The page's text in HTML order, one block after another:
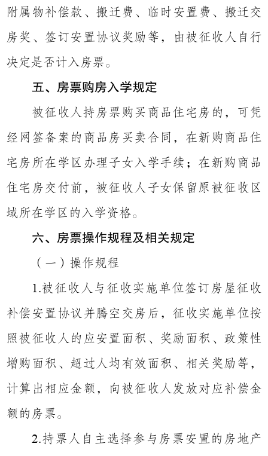
附属物补偿款、搬迁费、临时安置费、搬迁交
房奖、签订安置协议奖励等，由被征收人自行
决定是否计入房票。
五、房票购房入学规定
被征收人持房票购买商品住宅房的，可凭
经网签备案的商品房买卖合同，在新购商品住
宅房所在学区办理子女入学手续；在新购商品
住宅房交付前，被征收人子女保留原被征收区
域所在学区的入学资格。
六、房票操作规程及相关规定
（一）操作规程
1.被征收人与征收实施单位签订房屋征收
补偿安置协议并腾空交房后，征收实施单位按
照被征收人的应安置面积、奖励面积、政策性
增购面积、超过人均有效面积、相关奖励等，
计算出相应金额，向被征收人发放对应补偿金
额的房票。
2.持票人自主选择参与房票安置的房地产